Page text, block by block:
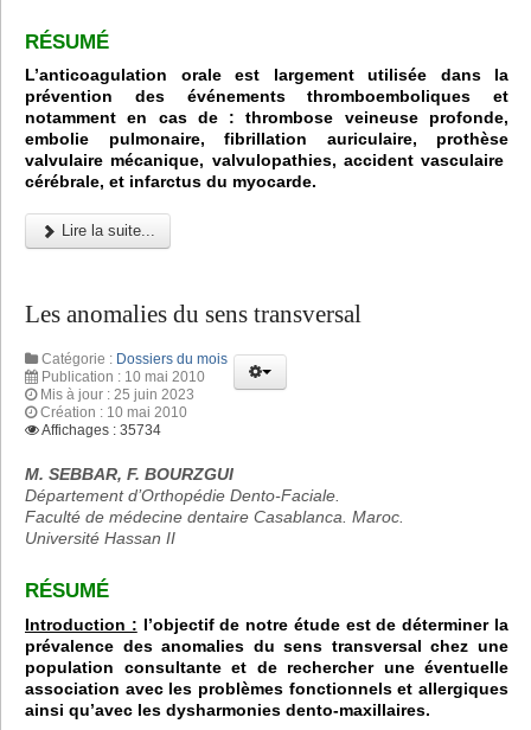
RÉSUMÉ
L’anticoagulation orale est largement utilisée dans la
prévention des événements thromboemboliques et
notamment en cas de : thrombose veineuse profonde,
embolie pulmonaire, fibrillation auriculaire, prothèse
valvulaire mécanique, valvulopathies, accident vasculaire
cérébrale, et infarctus du myocarde.
Lire la suite...
Les anomalies du sens transversal
Catégorie : Dossiers du mois
Publication : 10 mai 2010
Mis à jour : 25 juin 2023
Création : 10 mai 2010
Affichages : 35734
M. SEBBAR, F. BOURZGUI
Département d’Orthopédie Dento-Faciale.
Faculté de médecine dentaire Casablanca. Maroc.
Université Hassan II
RÉSUMÉ
Introduction : l’objectif de notre étude est de déterminer la
prévalence des anomalies du sens transversal chez une
population consultante et de rechercher une éventuelle
association avec les problèmes fonctionnels et allergiques
ainsi qu’avec les dysharmonies dento-maxillaires.